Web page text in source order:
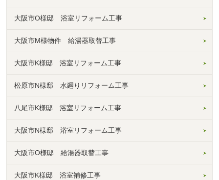
大阪市O様邸 浴室リフォーム工事
大阪市M様物件 給湯器取替工事
大阪市K様邸 浴室リフォーム工事
松原市N様邸 水廻りリフォーム工事
八尾市K様邸 浴室リフォーム工事
大阪市N様邸 浴室リフォーム工事
大阪市O様邸 給湯器取替工事
大阪市K様邸 浴室補修工事